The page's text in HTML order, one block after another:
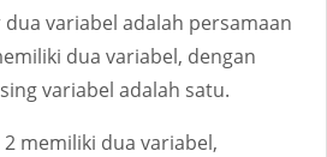
variabel adalah persamaan
dua variabel, dengan
variabel adalah satu.
memiliki dua variabel,